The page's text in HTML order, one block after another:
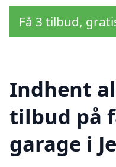
Få 3 tilbud,
Indhent
tilbud på
garage i